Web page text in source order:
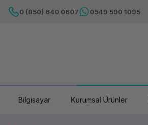
0 (850) 640 0607 0549 590 1095
Bilgisayar Kurumsal Ürünler